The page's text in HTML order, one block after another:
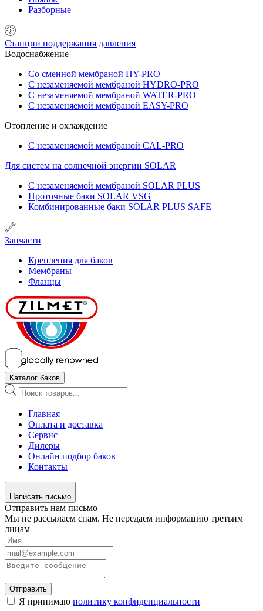
Разборные
Станции поддержания давления
Водоснабжение
Со сменной мембраной HY-PRO
С незаменяемой мембраной HYDRO-PRO
С незаменяемой мембраной WATER-PRO
С незаменяемой мембраной EASY-PRO
Отопление и охлаждение
С незаменяемой мембраной CAL-PRO
Для систем на солнечной энергии SOLAR
С незаменяемой мембраной SOLAR PLUS
Проточные баки SOLAR VSG
Комбинированные баки SOLAR PLUS SAFE
Запчасти
Крепления для баков
Мембраны
Фланцы
Каталог баков
Поиск
товаров
Главная
Оплата и доставка
Сервис
Дилеры
Онлайн подбор баков
Контакты
Написать письмо
Отправить нам письмо
Мы не рассылаем спам. Не передаем информацию третьим
лицам
Отправить
Я принимаю политику конфиденциальности